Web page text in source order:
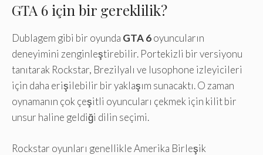
GTA 6 için bir gereklilik?
Dublagem gibi bir oyunda GTA 6oyuncuların
deneyimini zenginleştirebilir. Portekizli bir versiyonu
tanıtarak Rockstar, Brezilyalı ve lusophone izleyicileri
için daha erişilebilir bir yaklaşım sunacaktı. O zaman
oynamanın çok çeşitli oyuncuları çekmek için kilit bir
unsur haline geldiği dilin seçimi.
Rockstar oyunları genellikle Amerika Birleşik